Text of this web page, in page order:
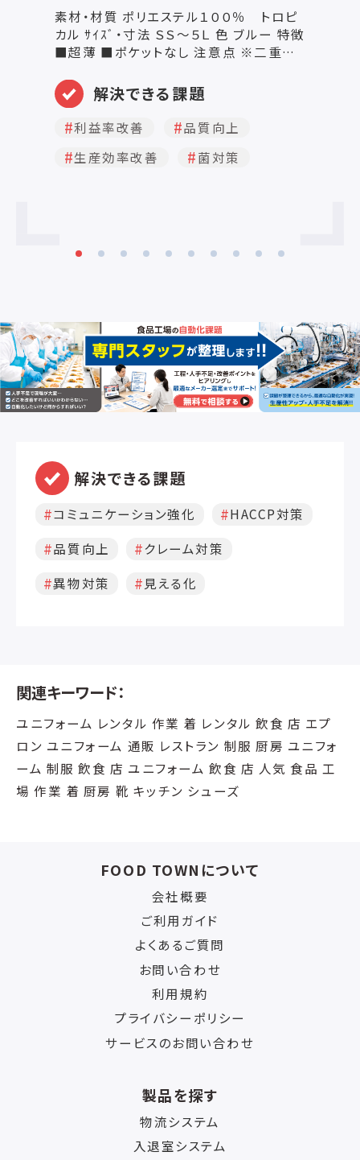
素材・材質 ポリエステル１００％ トロピ
カル ｻｲｽﾞ・寸法 ＳＳ～５Ｌ 色 ブルー 特徴
■超薄 ■ポケットなし 注意点 ※二重ウ
等を変更させていただく場合がございま
す。
解決できる課題
利益率改善
品質向上
生産効率改善
菌対策
解決できる課題
コミュニケーション強化
HACCP対策
品質向上
クレーム対策
異物対策
見える化
関連キーワード：
ユニフォーム レンタル 作業 着 レンタル 飲食 店 エプ
ロン ユニフォーム 通販 レストラン 制服 厨房 ユニフォ
ーム 制服 飲食 店 ユニフォーム 飲食 店 人気 食品 工
場 作業 着 厨房 靴 キッチン シューズ
FOOD TOWNについて
会社概要
ご利用ガイド
よくあるご質問
お問い合わせ
利用規約
プライバシーポリシー
サービスのお問い合わせ
製品を探す
物流システム
入退室システム